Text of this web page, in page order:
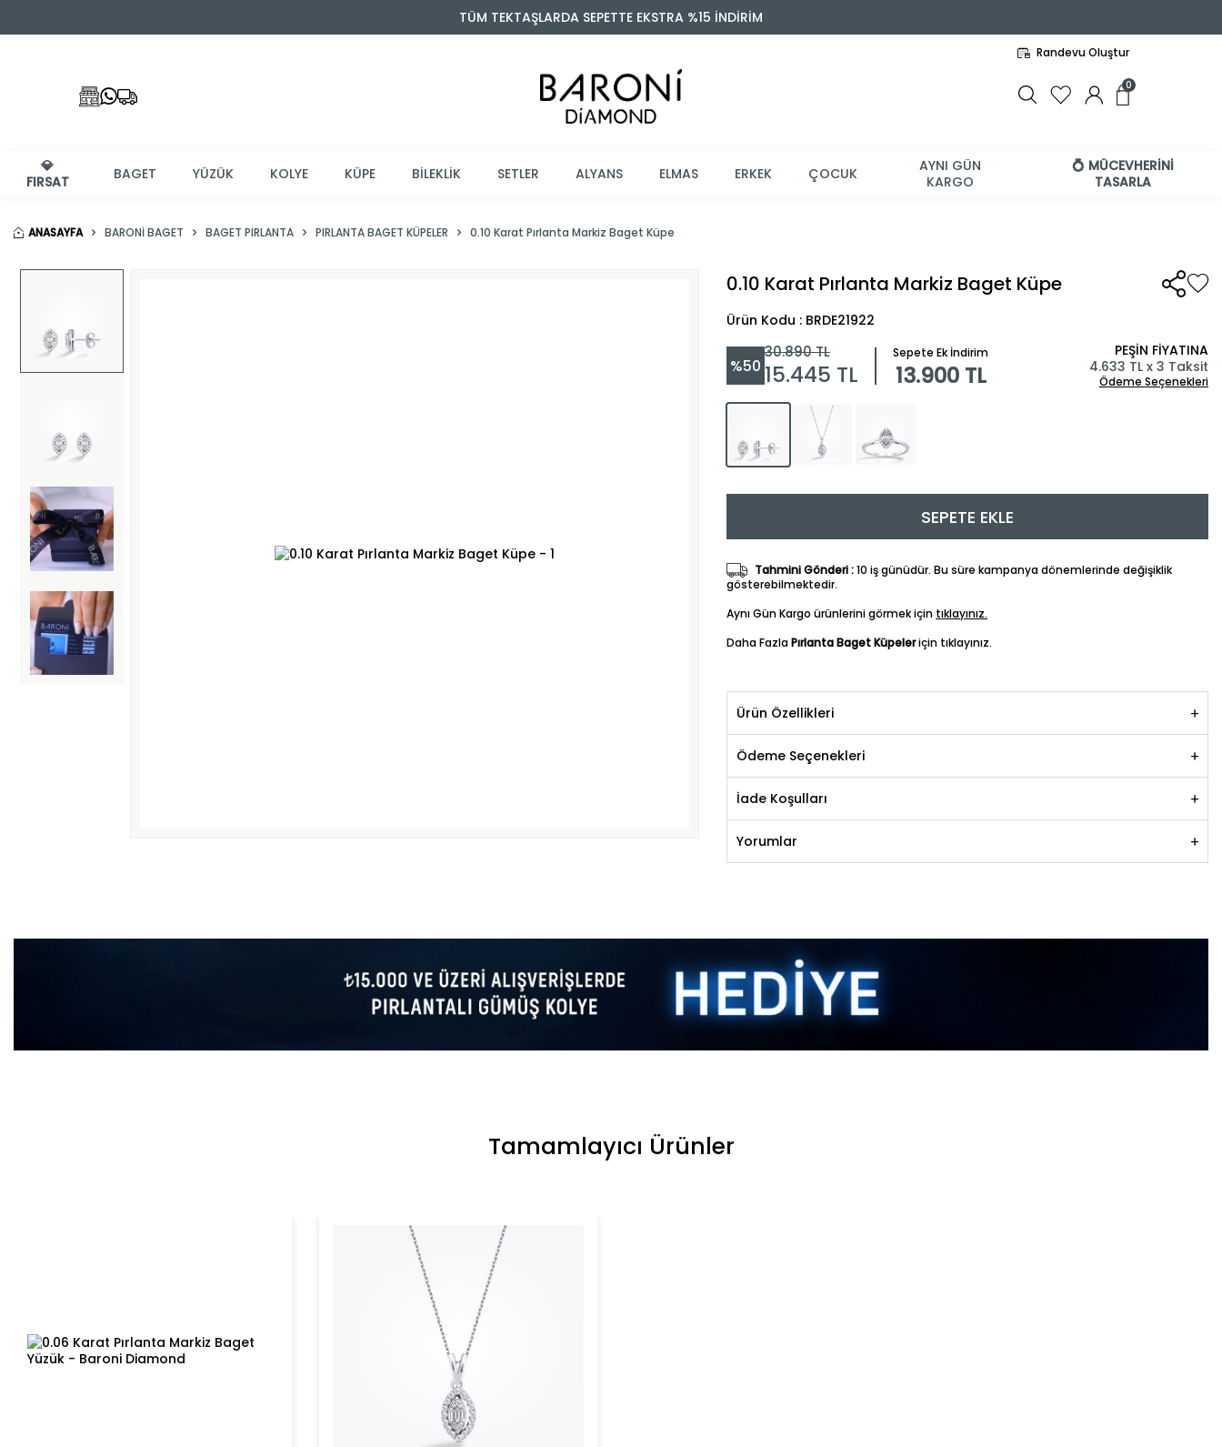
TÜM TEKTAŞLARDA SEPETTE EKSTRA %15 İNDİRİM
Randevu Oluştur
0
💎
FIRSAT
BAGET YÜZÜK KOLYE KÜPE BİLEKLİK SETLER ALYANS ELMAS ERKEK ÇOCUK
AYNI GÜN
KARGO
💍 MÜCEVHERİNİ
TASARLA
ANASAYFA BARONI BAGET BAGET PIRLANTA PIRLANTA BAGET KÜPELER 0.10 Karat Pırlanta Markiz Baget Küpe
0.10 Karat Pırlanta Markiz Baget Küpe
Ürün Kodu : BRDE21922
%50
30.890TL
15.445 TL
Sepete Ek İndirim
13.900 TL
PEŞİN FİYATINA
4.633 TL x 3 Taksit
Ödeme Seçenekleri
SEPETE EKLE
Tahmini Gönderi :10 iş günüdür. Bu süre kampanya dönemlerinde değişiklik
gösterebilmektedir.
Aynı Gün Kargo ürünlerini görmek için tıklayınız.
Daha FazlaPırlanta Baget Küpeleriçin tıklayınız.
Ürün Özellikleri
Ödeme Seçenekleri
İade Koşulları
Yorumlar
Tamamlayıcı Ürünler